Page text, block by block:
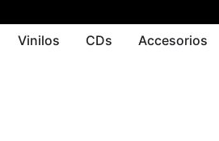
Vinilos CDs Accesorios